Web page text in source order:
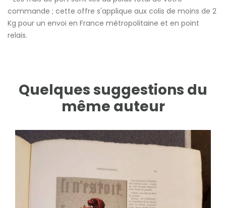
commande ; cette offre s'applique aux colis de moins de 2
Kg pour un envoi en France métropolitaine et en point
relais.
Quelques suggestions du
même auteur